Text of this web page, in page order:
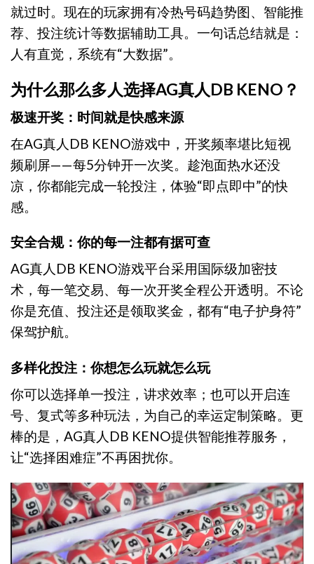
就过时。现在的玩家拥有冷热号码趋势图、智能推
荐、投注统计等数据辅助工具。一句话总结就是：
人有直觉，系统有“大数据”。
为什么那么多人选择AG真人DB KENO？
极速开奖：时间就是快感来源
在AG真人DB KENO游戏中，开奖频率堪比短视
频刷屏——每5分钟开一次奖。趁泡面热水还没
凉，你都能完成一轮投注，体验“即点即中”的快
感。
安全合规：你的每一注都有据可查
AG真人DB KENO游戏平台采用国际级加密技
术，每一笔交易、每一次开奖全程公开透明。不论
你是充值、投注还是领取奖金，都有“电子护身符”
保驾护航。
多样化投注：你想怎么玩就怎么玩
你可以选择单一投注，讲求效率；也可以开启连
号、复式等多种玩法，为自己的幸运定制策略。更
棒的是，AG真人DB KENO提供智能推荐服务，
让“选择困难症”不再困扰你。